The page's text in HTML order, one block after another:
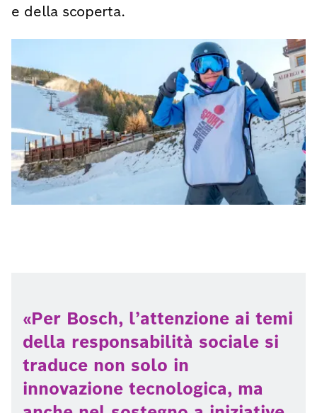
e della scoperta.
Per Bosch, l’attenzione ai temi
della responsabilità sociale si
traduce non solo in
innovazione tecnologica, ma